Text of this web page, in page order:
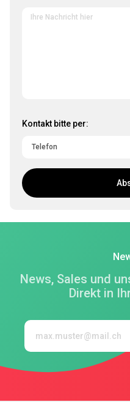
Kontakt bitte per:
News, Sales und
Direkt in